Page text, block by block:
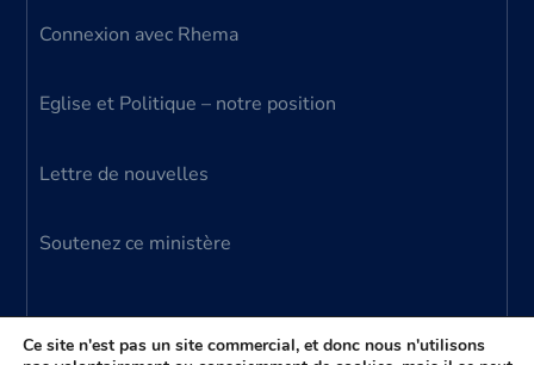
Connexion avec Rhema
Eglise et Politique – notre position
Lettre de nouvelles
Soutenez ce ministère
Ce site n'est pas un site commercial, et donc nous n'utilisons